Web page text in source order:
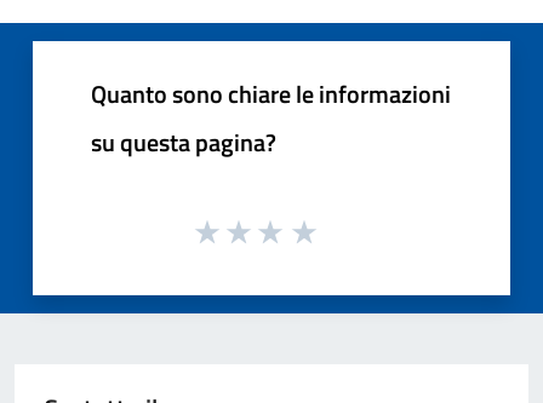
Quanto sono chiare le informazioni
su questa pagina?